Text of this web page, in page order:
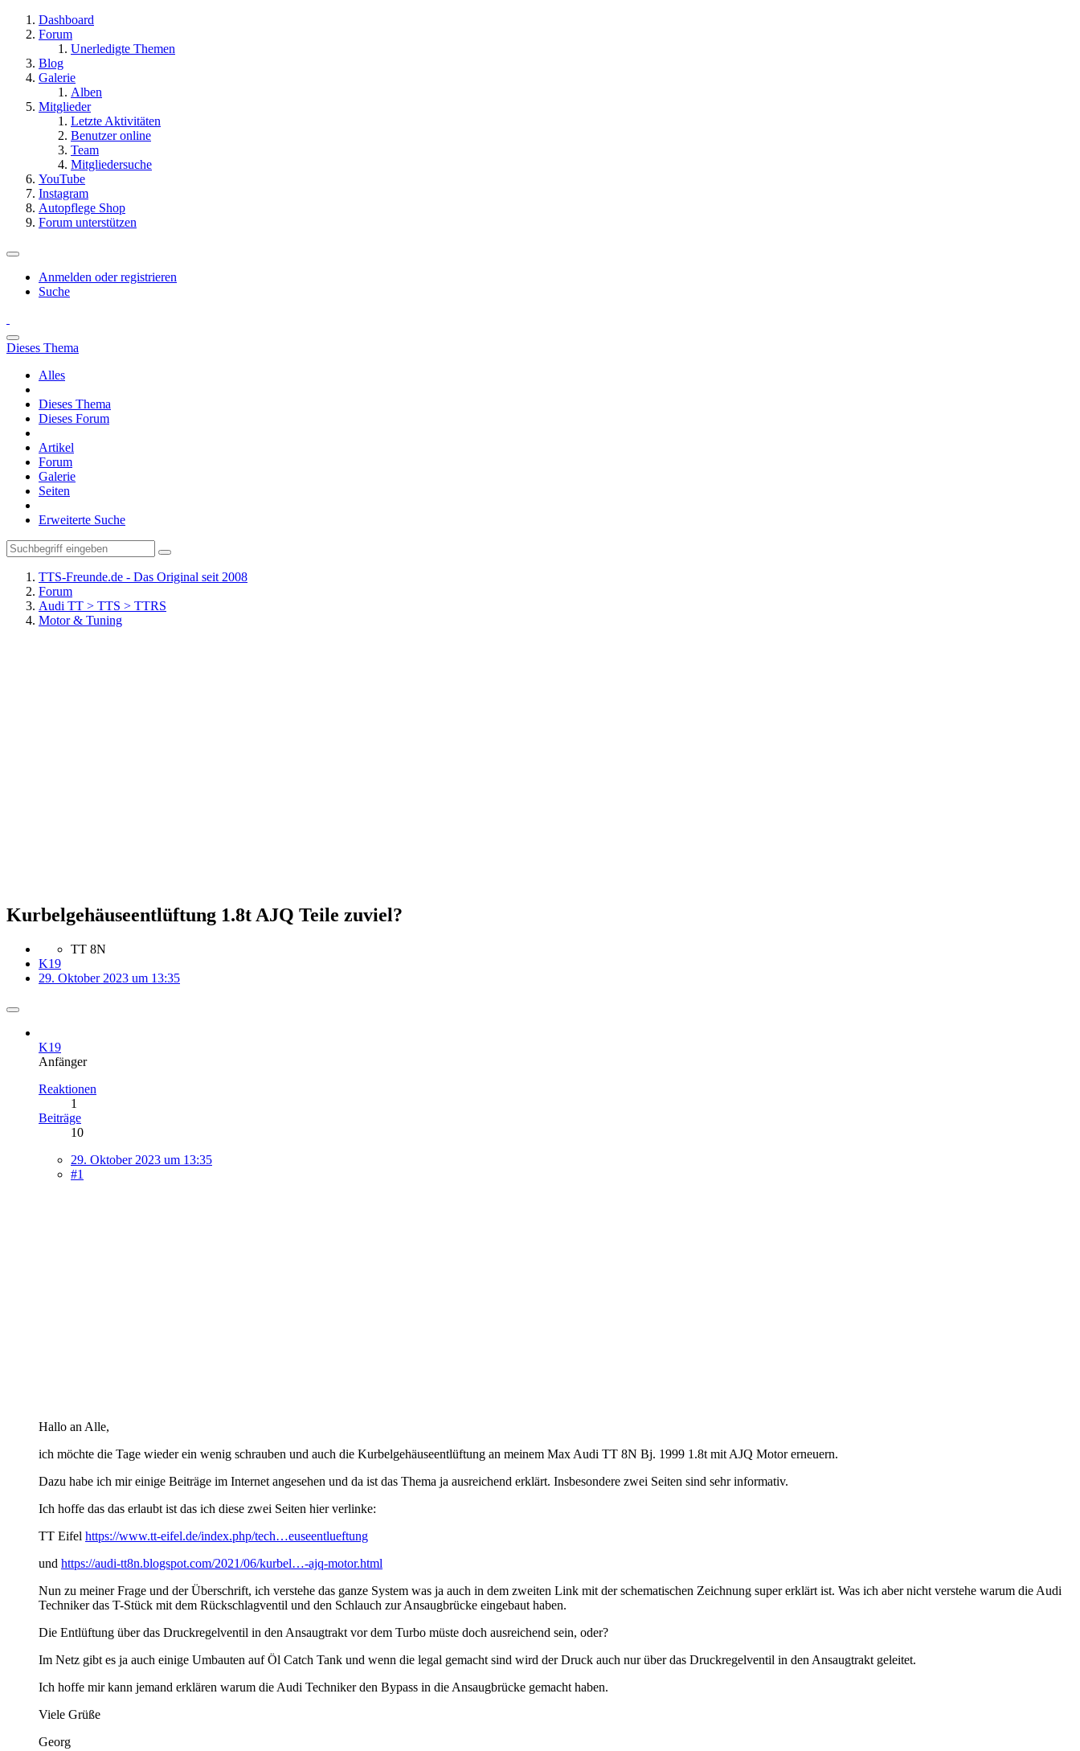
Dashboard
Forum
Unerledigte Themen
Blog
Galerie
Alben
Mitglieder
Letzte Aktivitäten
Benutzer online
Team
Mitgliedersuche
YouTube
Instagram
Autopflege Shop
Forum unterstützen
Anmelden oder registrieren
Suche
Dieses Thema
Alles
Dieses Thema
Dieses Forum
Artikel
Forum
Galerie
Seiten
Erweiterte Suche
TTS-Freunde.de - Das Original seit 2008
Forum
Audi TT > TTS > TTRS
Motor & Tuning
Kurbelgehäuseentlüftung 1.8t AJQ Teile zuviel?
TT 8N
K19
29. Oktober 2023 um 13:35
K19
Anfänger
Reaktionen
1
Beiträge
10
29. Oktober 2023 um 13:35
#1
Hallo an Alle,
ich möchte die Tage wieder ein wenig schrauben und auch die Kurbelgehäuseentlüftung an meinem Max Audi TT 8N Bj. 1999 1.8t mit AJQ Motor erneuern.
Dazu habe ich mir einige Beiträge im Internet angesehen und da ist das Thema ja ausreichend erklärt. Insbesondere zwei Seiten sind sehr informativ.
Ich hoffe das das erlaubt ist das ich diese zwei Seiten hier verlinke:
TT Eifel https://www.tt-eifel.de/index.php/tech…euseentlueftung
und https://audi-tt8n.blogspot.com/2021/06/kurbel…-ajq-motor.html
Nun zu meiner Frage und der Überschrift, ich verstehe das ganze System was ja auch in dem zweiten Link mit der schematischen Zeichnung super erklärt ist. Was ich aber nicht verstehe warum die Audi
Techniker das T-Stück mit dem Rückschlagventil und den Schlauch zur Ansaugbrücke eingebaut haben.
Die Entlüftung über das Druckregelventil in den Ansaugtrakt vor dem Turbo müste doch ausreichend sein, oder?
Im Netz gibt es ja auch einige Umbauten auf Öl Catch Tank und wenn die legal gemacht sind wird der Druck auch nur über das Druckregelventil in den Ansaugtrakt geleitet.
Ich hoffe mir kann jemand erklären warum die Audi Techniker den Bypass in die Ansaugbrücke gemacht haben.
Viele Grüße
Georg